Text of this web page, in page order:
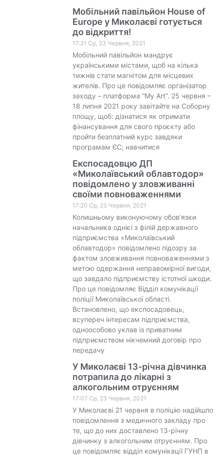
Мобільний павільйон House of
Europe у Миколаєві готується
до відкриття!
17:21 Ср, 23 Червня, 2021
Мобільний павільйон мандрує
українськими містами, щоб на кілька
тижнів стати магнітом для місцевих
жителів. Про це повідомляє організатор
заходу – платформа “My Art”. 25 червня –
18 липня 2021 року завітайте на Соборну
площу, щоб: дізнатися як отримати
фінансування для свого проєкту або
пройти безплатний курс завдяки
програмам ЄС; навчитися
Експосадовцю ДП
«Миколаївський облавтодор»
повідомлено у зловживанні
своїми повноваженнями
17:20 Ср, 23 Червня, 2021
Колишньому виконуючому обов’язки
начальника однієї з філій державного
підприємства «Миколаївський
облавтодор» повідомлено підозру за
фактом зловживання повноваженнями з
метою одержання неправомірної вигоди,
що завдало підприємству істотної шкоди.
Про це повідомляє Відділ комунікації
поліції Миколаївської області.
Встановлено, що експосадовець,
всупереч інтересам підприємства,
одноособово уклав із приватним
підприємством нікчемний договір про
передачу
У Миколаєві 13-річна дівчинка
потрапила до лікарні з
алкогольним отруєнням
17:07 Ср, 23 Червня, 2021
У Миколаєві 21 червня в поліцію надійшло
повідомлення з медичного закладу про
те, що до них доставлено 13-річну
дівчинку з алкогольним отруєнням. Про
це повідомляє відділ комунікації ГУНП в